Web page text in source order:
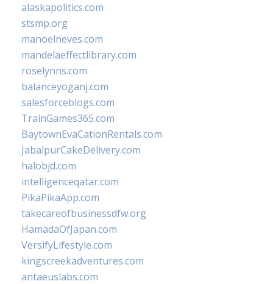
alaskapolitics.com
stsmp.org
manoelneves.com
mandelaeffectlibrary.com
roselynns.com
balanceyoganj.com
salesforceblogs.com
TrainGames365.com
BaytownEvaCationRentals.com
JabalpurCakeDelivery.com
halobjd.com
intelligenceqatar.com
PikaPikaApp.com
takecareofbusinessdfw.org
HamadaOfJapan.com
VersifyLifestyle.com
kingscreekadventures.com
antaeuslabs.com